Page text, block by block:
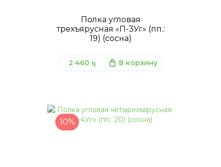
Полка угловая
трехъярусная «П-3Уг» (пп.:
19) (сосна)
2 460 q В корзину
10%